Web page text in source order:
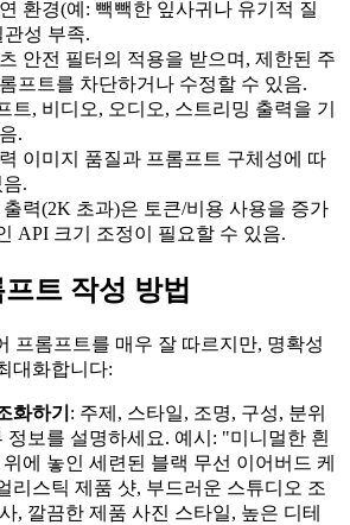
환경(예: 빽빽한 잎사귀나 유기적 질
성 부족.
안전 필터의 적용을 받으며, 제한된 주
프트를 차단하거나 수정할 수 있음.
트, 비디오, 오디오, 스트리밍 출력을 기
.
이미지 품질과 프롬프트 구체성에 따
.
력(2K 초과)은 토큰/비용 사용을 증가
API 크기 조정이 필요할 수 있음.
트 작성 방법
프롬프트를 매우 잘 따르지만, 명확성
대화합니다:
화하기 : 주제, 스타일, 조명, 구성, 분위
정보를 설명하세요. 예시: "미니멀한 흰
에 놓인 세련된 블랙 무선 이어버드 케
리스틱 제품 샷, 부드러운 스튜디오 조
, 깔끔한 제품 사진 스타일, 높은 디테